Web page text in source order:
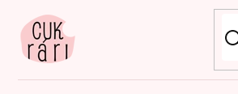
obsah